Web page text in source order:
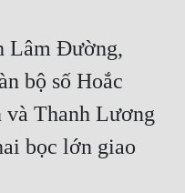
Lâm Đường,
bộ số Hoắc
Thanh Lương
bọc lớn giao